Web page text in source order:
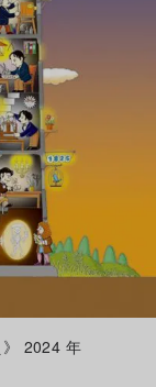
2024 年